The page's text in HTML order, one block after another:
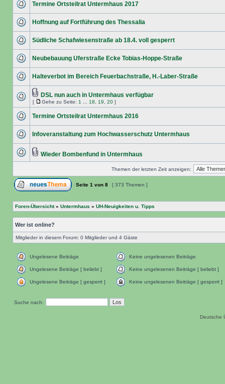
Termine Ortsteilrat Untermhaus 2017
Hoffnung auf Fortführung des Thessalia
Südliche Schafwiesenstraße ab 18.4. voll gesperrt
Neubebauung Uferstraße Ecke Tobias-Hoppe-Straße
Halteverbot im Bereich Feuerbachstraße, H.-Laber-Straße
DSL nun auch in Untermhaus verfügbar
[ Gehe zu Seite: 1 18 19 20 ]
Termine Ortsteilrat Untermhaus 2016
Infoveranstaltung zum Hochwasserschutz Untermhaus
Wieder Bombenfund in Untermhaus
Themen der letzten Zeit anzeigen:
Seite 1 von 8 [ 373 Themen ]
Foren-Übersicht» Untermhaus » UH-Neuigkeiten u. Tipps
Wer ist online?
Mitglieder in diesem Forum: 0 Mitglieder und 4 Gäste
Ungelesene Beiträge Keine ungelesenen Beiträge
Ungelesene Beiträge [ beliebt ] Keine ungelesenen Beiträge [ beliebt ]
Ungelesene Beiträge [ gesperrt ] Keine ungelesenen Beiträge [ gesperrt ]
Suche nach:
Deutsche